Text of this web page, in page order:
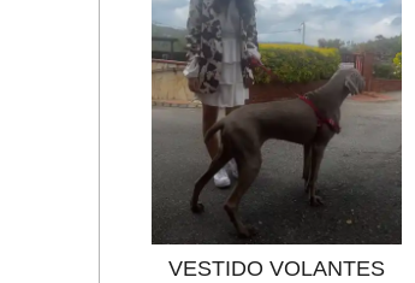
VESTIDO VOLANTES